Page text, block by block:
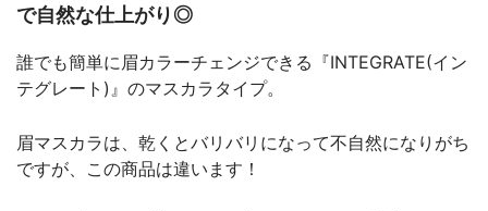
で自然な仕上がり◎
誰でも簡単に眉カラーチェンジできる『INTEGRATE(イン
テグレート)』のマスカラタイプ。
眉マスカラは、乾くとバリバリになって不自然になりがち
ですが、この商品は違います！